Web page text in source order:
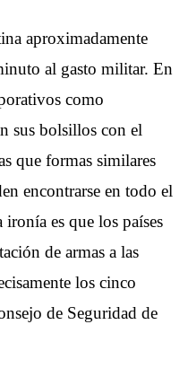
aproximadamente
al gasto militar. En
como
sus bolsillos con el
que formas similares
encontrarse en todo el
es que los países
de armas a las
los cinco
de Seguridad de